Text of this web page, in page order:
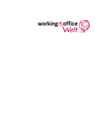
Go to landing